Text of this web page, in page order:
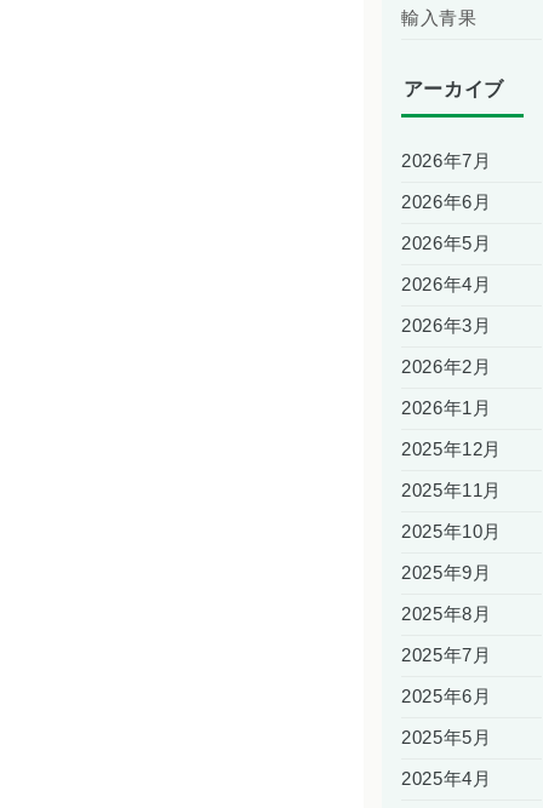
輸入青果
アーカイブ
2026年7月
2026年6月
2026年5月
2026年4月
2026年3月
2026年2月
2026年1月
2025年12月
2025年11月
2025年10月
2025年9月
2025年8月
2025年7月
2025年6月
2025年5月
2025年4月